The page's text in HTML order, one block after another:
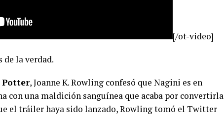
[/ot-video]
de la verdad.
Potter, Joanne K. Rowling confesó que Nagini es en
con una maldición sanguínea que acaba por convertirla
el tráiler haya sido lanzado, Rowling tomó el Twitter